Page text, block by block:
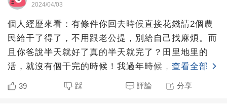
2024/04/03
個人經歷來看：有條件你回去時候直接花錢請2個農
民給干了得了，不用跟老公提，別給自己找麻煩。而
且你爸說半天就好了真的半天就完了？田里地里的
活，就沒有個干完的時候！我過年時候，我爸非要抬
水泥管子，是村村通
查看全部
39 踩 評論 分享